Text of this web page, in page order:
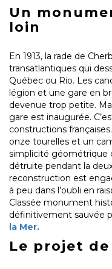
Un
loin
En 1913, la rade de
transatlantiques qui
Québec ou Rio. Les
légion et une gare en
devenue trop petite.
gare est inaugurée.
constructions
onze tourelles et un
simplicité géométrique
détruite pendant la
reconstruction est
à peu dans l’oubli en
Classée monument
définitivement sauvée
la Mer.
Le projet